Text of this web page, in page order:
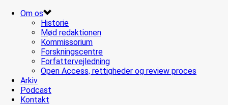
Om os
Historie
Mød redaktionen
Kommissorium
Forskningscentre
Forfattervejledning
Open Access, rettigheder og review proces
Arkiv
Podcast
Kontakt